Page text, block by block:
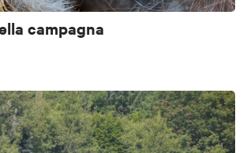
campagna